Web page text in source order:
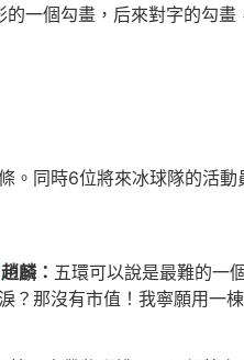
的一個勾畫，后來對字的勾
同時6位將來冰球隊的活動
趙麟： 五環可以說是最難的一
那沒有市值！我寧願用一